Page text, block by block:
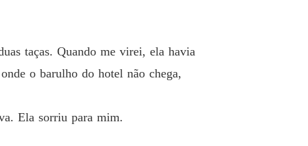
taças. Quando me virei, ela havia
o barulho do hotel não chega,
Ela sorriu para mim.